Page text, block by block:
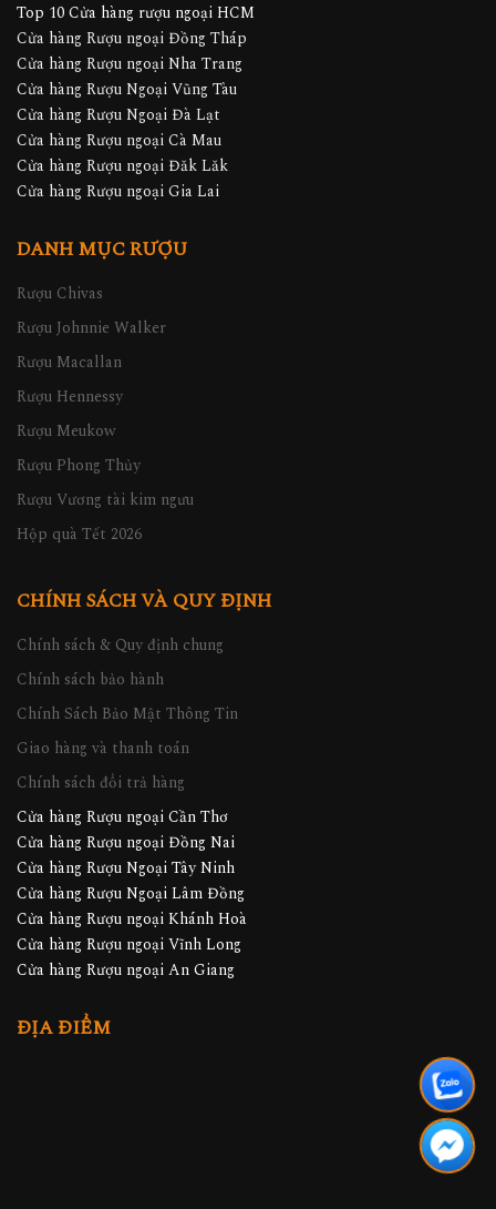
Top 10 Cửa hàng rượu ngoại HCM
Cửa hàng Rượu ngoại Đồng Tháp
Cửa hàng Rượu ngoại Nha Trang
Cửa hàng Rượu Ngoại Vũng Tàu
Cửa hàng Rượu Ngoại Đà Lạt
Cửa hàng Rượu ngoại Cà Mau
Cửa hàng Rượu ngoại Đăk Lăk
Cửa hàng Rượu ngoại Gia Lai
DANH MỤC RƯỢU
Rượu Chivas
Rượu Johnnie Walker
Rượu Macallan
Rượu Hennessy
Rượu Meukow
Rượu Phong Thủy
Rượu Vương tài kim ngưu
Hộp quà Tết 2026
CHÍNH SÁCH VÀ QUY ĐỊNH
Chính sách & Quy định chung
Chính sách bảo hành
Chính Sách Bảo Mật Thông Tin
Giao hàng và thanh toán
Chính sách đổi trả hàng
Cửa hàng Rượu ngoại Cần Thơ
Cửa hàng Rượu ngoại Đồng Nai
Cửa hàng Rượu Ngoại Tây Ninh
Cửa hàng Rượu Ngoại Lâm Đồng
Cửa hàng Rượu ngoại Khánh Hoà
Cửa hàng Rượu ngoại Vĩnh Long
Cửa hàng Rượu ngoại An Giang
ĐỊA ĐIỂM